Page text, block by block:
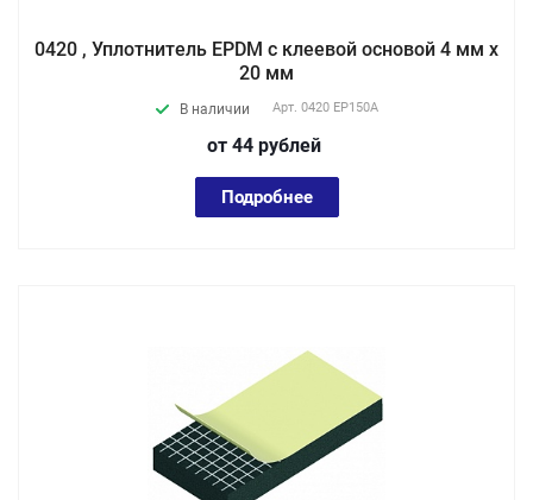
0420 , Уплотнитель EPDM с клеевой основой 4 мм х
20 мм
В наличии Арт. 0420 EP150А
от 44 рублей
Подробнее